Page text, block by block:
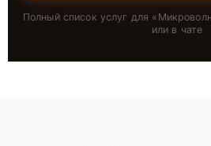
Полный список услуг для «
или в чате